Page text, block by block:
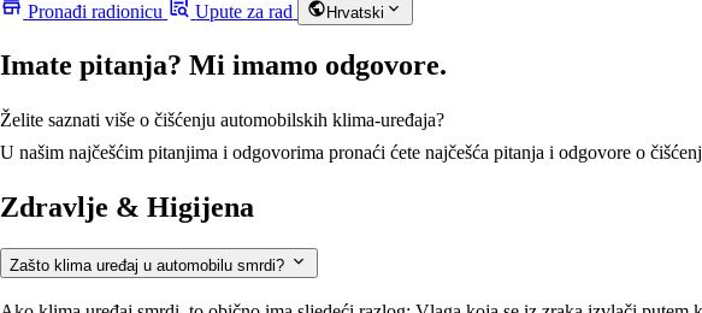
Pronađi radionicu Upute za rad Hrvatski
Imate pitanja? Mi imamo odgovore.
Želite saznati više o čišćenju automobilskih klima-uređaja?
U našim najčešćim pitanjima i odgovorima pronaći ćete najčešća pitanja i odgovore o
Zdravlje & Higijena
Zašto klima uređaj u automobilu smrdi?